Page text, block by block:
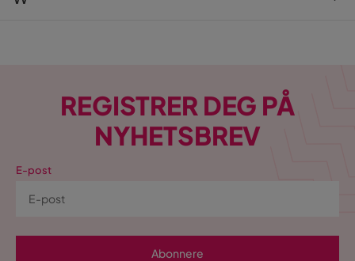
REGISTRER DEG PÅ
NYHETSBREV
E-post
Abonnere